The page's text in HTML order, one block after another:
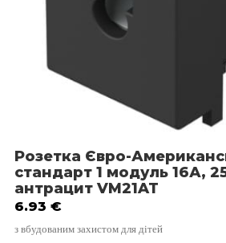
Розетка Євро-
стандарт 1 модуль 16А,
антрацит VM21AT
6.93 €
з вбудованим захистом для дітей